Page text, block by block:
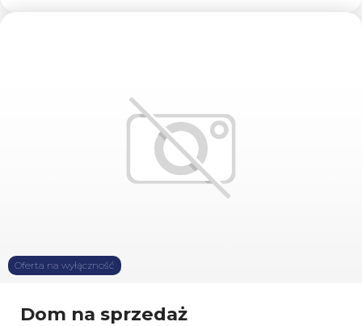
Oferta na wyłączność
Dom na sprzedaż